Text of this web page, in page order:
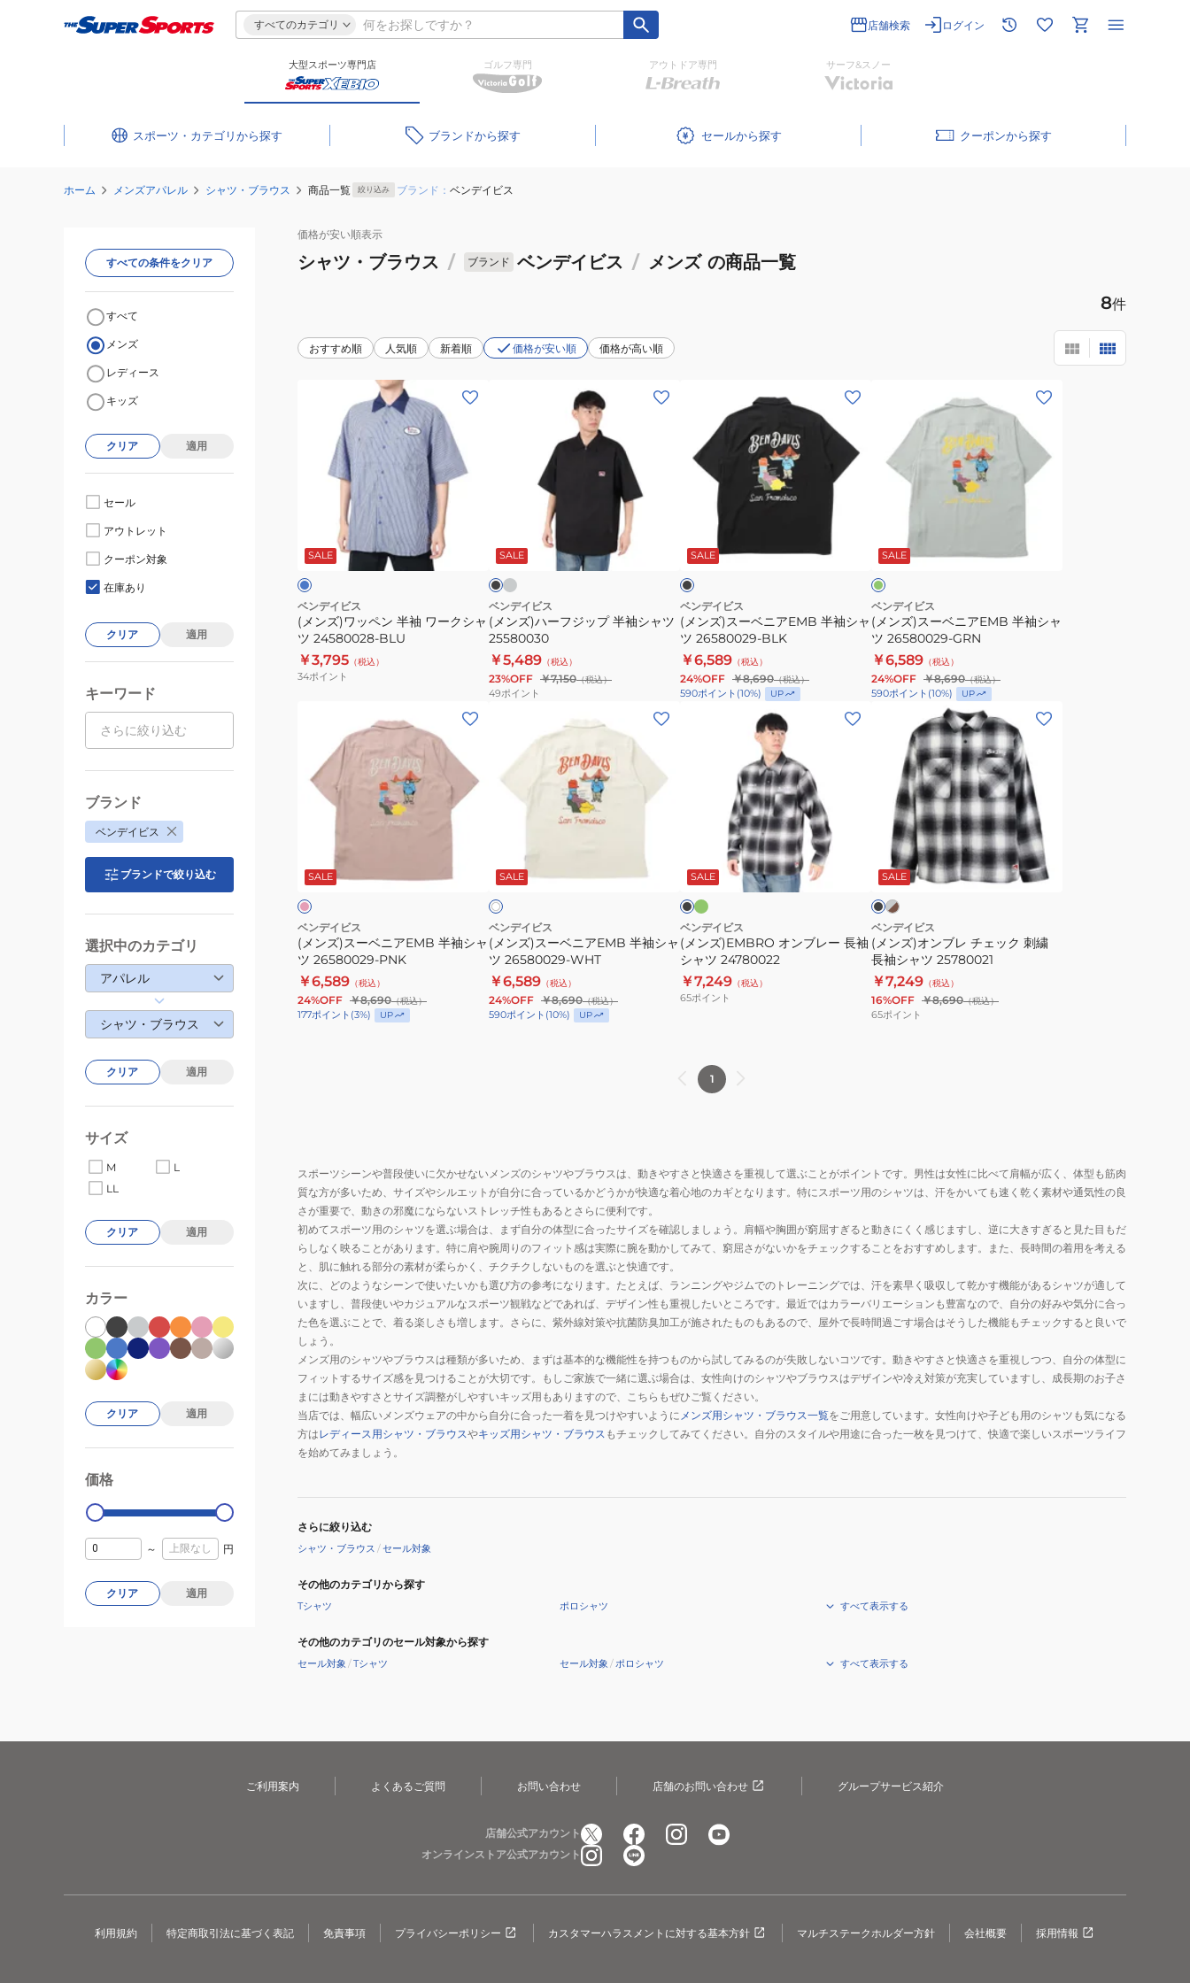
すべてのカテゴリ 店舗検索 ログイン
大型スポーツ専門店 ゴルフ専門 アウトドア専門 サーフ&スノー
スポーツ・カテゴリ ブランド セール クーポン
ホーム メンズアパレル シャツ・ブラウス 商品一覧 絞り込み ブランド： ベンデイビス
価格が安い順表示
シャツ・ブラウス / ブランド ベンデイビス / メンズ の商品一覧
8件
おすすめ順 人気順 新着順 価格が安い順 価格が高い順
袖
ワ
ー
ク
シ
ャ
SALE
ベンデイビス
(メンズ)ワッペン 半袖 ワークシャ
ツ 24580028-BLU
￥3,795 （税込）
34ポイント
プ
半
袖
シ
ャ
ツ
25580030
SALE
ブ
ラ
ッ
ク
ラ
イ
ト
グ
ー ベンデイビス
(メンズ)ハーフジップ 半袖シャツ
25580030
￥5,489 （税込）
23%OFF ￥7,150（税込）
49ポイント
EMB
半
袖
シ
ャ
ツ
26580029-
SALE
ブ
ラ
ッ
ク
ベンデイビス
(メンズ)スーベニアEMB 半袖シャ
ツ 26580029-BLK
￥6,589 （税込）
24%OFF ￥8,690（税込）
590ポイント (10%) UP
EMB
半
袖
シ
ャ
ツ
26580029-
SALE
ー
ベンデイビス
(メンズ)スーベニアEMB 半袖シャ
ツ 26580029-GRN
￥6,589 （税込）
24%OFF ￥8,690（税込）
590ポイント (10%) UP
EMB
半
袖
シ
ャ
ツ
26580029-
SALE
ン
ク
ベンデイビス
(メンズ)スーベニアEMB 半袖シャ
ツ 26580029-PNK
￥6,589 （税込）
24%OFF ￥8,690（税込）
177ポイント (3%) UP
EMB
半
袖
シ
ャ
ツ
26580029-
SALE
ホ
ト ベンデイビス
(メンズ)スーベニアEMB 半袖シャ
ツ 26580029-WHT
￥6,589 （税込）
24%OFF ￥8,690（税込）
590ポイント (10%) UP
長
袖
シ
ャ
ツ
24780022
SALE
ッー
ベンデイビス
(メンズ)EMBRO オンブレー 長袖
シャツ 24780022
￥7,249 （税込）
65ポイント
ェ
ッ
ク
刺
繍
長
袖
SALE
ブ
ラ
ッ
ク
グ
レ
ー
×
ラ
ウ
ン
ベンデイビス
(メンズ)オンブレ チェック 刺繍
長袖シャツ 25780021
￥7,249 （税込）
16%OFF ￥8,690（税込）
65ポイント
1
スポーツシーンや普段使いに欠かせないメンズのシャツやブラウスは、動きやすさと快適さを重視して選ぶことがポイントです。男性は女性に比べて肩幅が広く、体型も筋肉
質な方が多いため、サイズやシルエットが自分に合っているかどうかが快適な着心地のカギとなります。特にスポーツ用のシャツは、汗をかいても速く乾く素材や通気性の良
さが重要で、動きの邪魔にならないストレッチ性もあるとさらに便利です。
初めてスポーツ用のシャツを選ぶ場合は、まず自分の体型に合ったサイズを確認しましょう。肩幅や胸囲が窮屈すぎると動きにくく感じますし、逆に大きすぎると見た目もだ
らしなく映ることがあります。特に肩や腕周りのフィット感は実際に腕を動かしてみて、窮屈さがないかをチェックすることをおすすめします。また、長時間の着用を考える
と、肌に触れる部分の素材が柔らかく、チクチクしないものを選ぶと快適です。
次に、どのようなシーンで使いたいかも選び方の参考になります。たとえば、ランニングやジムでのトレーニングでは、汗を素早く吸収して乾かす機能があるシャツが適して
いますし、普段使いやカジュアルなスポーツ観戦などであれば、デザイン性も重視したいところです。最近ではカラーバリエーションも豊富なので、自分の好みや気分に合っ
た色を選ぶことで、着る楽しさも増します。さらに、紫外線対策や抗菌防臭加工が施されたものもあるので、屋外で長時間過ごす場合はそうした機能もチェックすると良いで
しょう。
メンズ用のシャツやブラウスは種類が多いため、まずは基本的な機能性を持つものから試してみるのが失敗しないコツです。動きやすさと快適さを重視しつつ、自分の体型に
フィットするサイズ感を見つけることが大切です。もしご家族で一緒に選ぶ場合は、女性向けのシャツやブラウスはデザインや冷え対策が充実していますし、成長期のお子さ
まには動きやすさとサイズ調整がしやすいキッズ用もありますので、こちらもぜひご覧ください。
当店では、幅広いメンズウェアの中から自分に合った一着を見つけやすいように メンズ用シャツ・ブラウス一覧をご用意しています。女性向けや子ども用のシャツも気になる
方はレディース用シャツ・ブラウスやキッズ用シャツ・ブラウス もチェックしてみてください。自分のスタイルや用途に合った一枚を見つけて、快適で楽しいスポーツライフ
を始めてみましょう。
さらに絞り込む
シャツ・ブラウス /セール対象
その他のカテゴリから探す
Tシャツ ポロシャツ すべて表示する
その他のカテゴリのセール対象から探す
セール対象 /Tシャツ セール対象 /ポロシャツ すべて表示する
すべての条件をクリア
すべて
メンズ
レディース
キッズ
クリア 適用
セール
アウトレット
クーポン対象
在庫あり
クリア 適用
キーワード
ブランド
ベンデイビス
ブランドで絞り込む
選択中のカテゴリ
アパレル
シャツ・ブラウス
クリア 適用
サイズ
M
L
LL
クリア 適用
カラー
クリア 適用
価格
0
～ 円
クリア 適用
ご利用案内 よくあるご質問 お問い合わせ 店舗のお問い合わせ グループサービス紹介
店舗公式アカウント
オンラインストア公式アカウント
利用規約 特定商取引法に基づく表記 免責事項 プライバシーポリシー カスタマーハラスメントに対する基本方針 マルチステークホルダー方針 会社概要 採用情報